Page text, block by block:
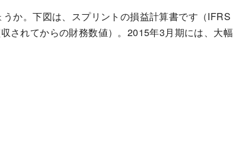
か。下図は、スプリントの損益計算書です（IFRS
されてからの財務数値）。2015年3月期には、大幅